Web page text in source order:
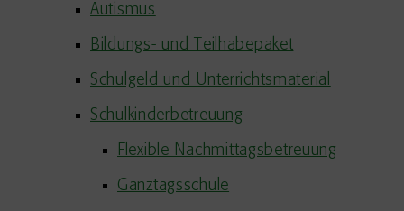
Autismus
Bildungs- und Teilhabepaket
Schulgeld und Unterrichtsmaterial
Schulkinderbetreuung
Flexible Nachmittagsbetreuung
Ganztagsschule